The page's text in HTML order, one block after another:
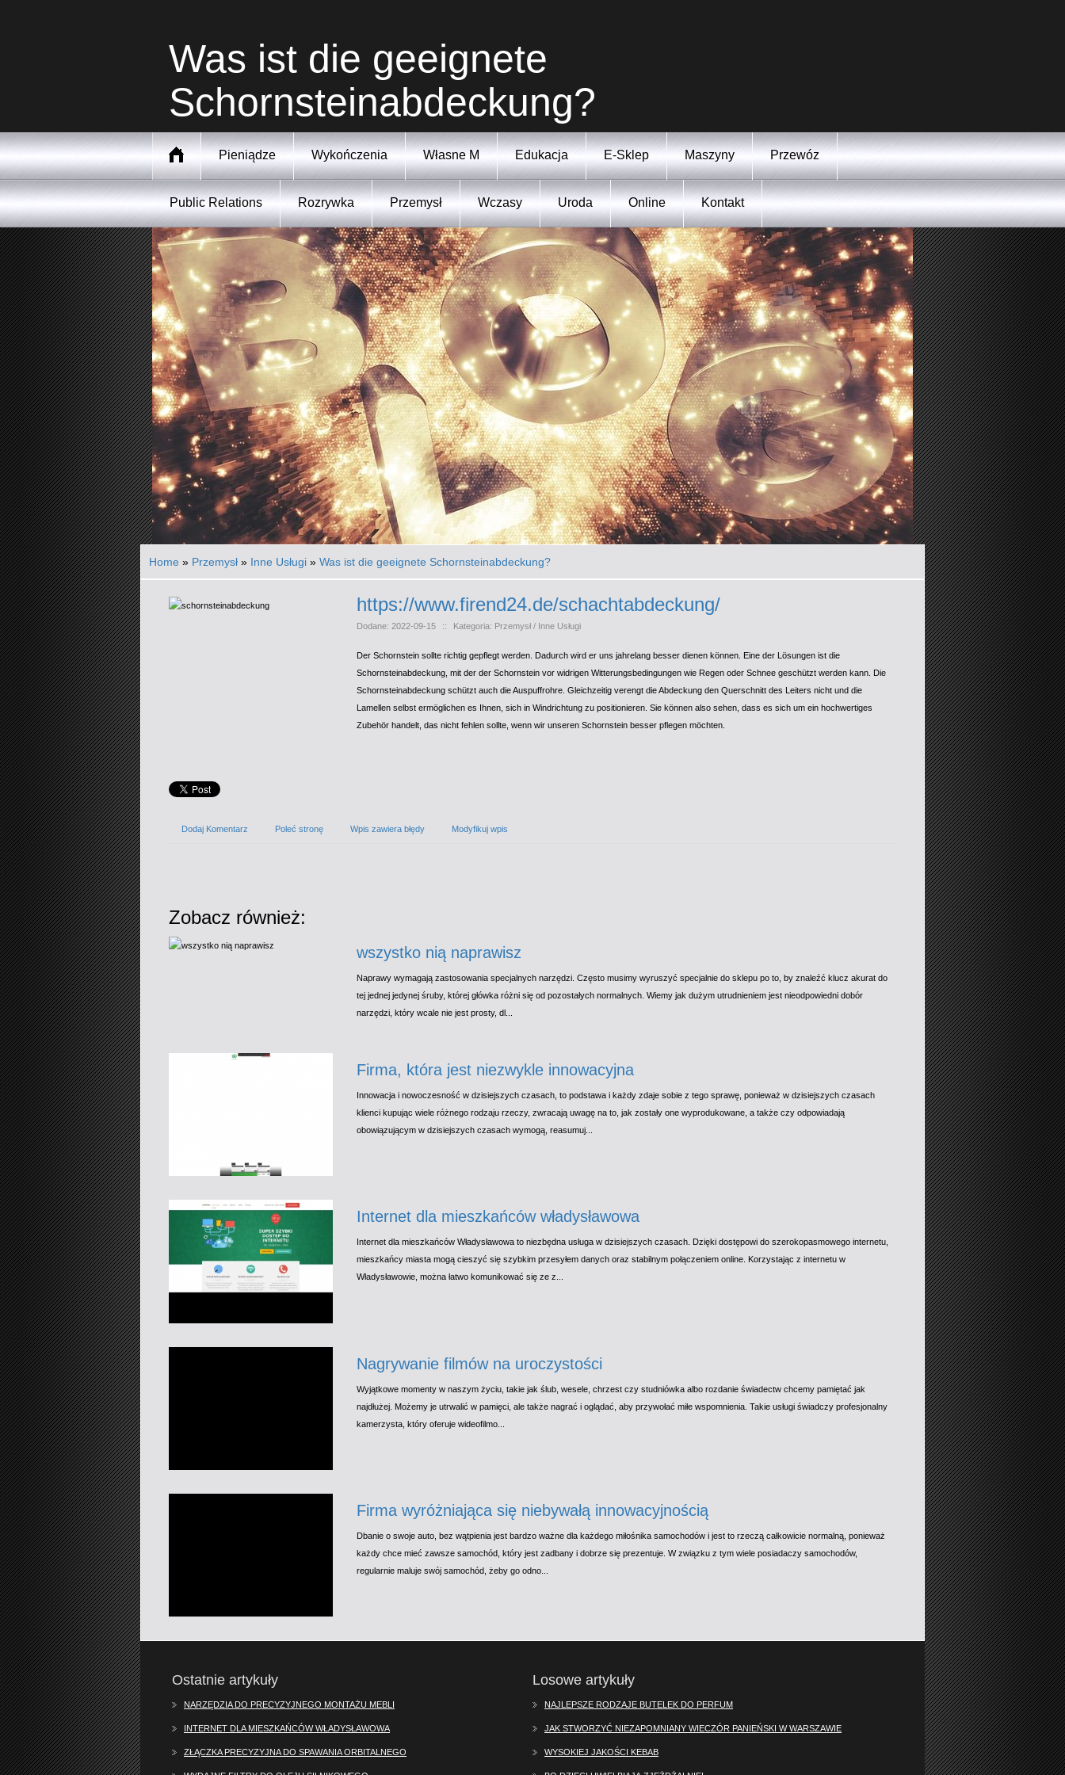
Was ist die geeignete
Schornsteinabdeckung?
Pieniądze Wykończenia Własne M Edukacja E-Sklep Maszyny Przewóz
Public Relations Rozrywka Przemysł Wczasy Uroda Online Kontakt
Home » Przemysł » Inne Usługi » Was ist die geeignete Schornsteinabdeckung?
https://www.firend24.de/schachtabdeckung/
Dodane: 2022-09-15 :: Kategoria: Przemysł / Inne Usługi
Der Schornstein sollte richtig gepflegt werden. Dadurch wird er uns jahrelang besser dienen können. Eine der Lösungen ist die
Schornsteinabdeckung, mit der der Schornstein vor widrigen Witterungsbedingungen wie Regen oder Schnee geschützt werden kann. Die
Schornsteinabdeckung schützt auch die Auspuffrohre. Gleichzeitig verengt die Abdeckung den Querschnitt des Leiters nicht und die
Lamellen selbst ermöglichen es Ihnen, sich in Windrichtung zu positionieren. Sie können also sehen, dass es sich um ein hochwertiges
Zubehör handelt, das nicht fehlen sollte, wenn wir unseren Schornstein besser pflegen möchten.
Dodaj Komentarz Poleć stronę Wpis zawiera błędy Modyfikuj wpis
Zobacz również:
wszystko nią naprawisz
Naprawy wymagają zastosowania specjalnych narzędzi. Często musimy wyruszyć specjalnie do sklepu po to, by znaleźć klucz akurat do
tej jednej jedynej śruby, której główka różni się od pozostałych normalnych. Wiemy jak dużym utrudnieniem jest nieodpowiedni dobór
narzędzi, który wcale nie jest prosty, dl...
Firma, która jest niezwykle innowacyjna
Innowacja i nowoczesność w dzisiejszych czasach, to podstawa i każdy zdaje sobie z tego sprawę, ponieważ w dzisiejszych czasach
klienci kupując wiele różnego rodzaju rzeczy, zwracają uwagę na to, jak zostały one wyprodukowane, a także czy odpowiadają
obowiązującym w dzisiejszych czasach wymogą, reasumuj...
Internet dla mieszkańców władysławowa
Internet dla mieszkańców Władysławowa to niezbędna usługa w dzisiejszych czasach. Dzięki dostępowi do szerokopasmowego internetu,
mieszkańcy miasta mogą cieszyć się szybkim przesyłem danych oraz stabilnym połączeniem online. Korzystając z internetu w
Władysławowie, można łatwo komunikować się ze z...
Nagrywanie filmów na uroczystości
Wyjątkowe momenty w naszym życiu, takie jak ślub, wesele, chrzest czy studniówka albo rozdanie świadectw chcemy pamiętać jak
najdłużej. Możemy je utrwalić w pamięci, ale także nagrać i oglądać, aby przywołać miłe wspomnienia. Takie usługi świadczy profesjonalny
kamerzysta, który oferuje wideofilmo...
Firma wyróżniająca się niebywałą innowacyjnością
Dbanie o swoje auto, bez wątpienia jest bardzo ważne dla każdego miłośnika samochodów i jest to rzeczą całkowicie normalną, ponieważ
każdy chce mieć zawsze samochód, który jest zadbany i dobrze się prezentuje. W związku z tym wiele posiadaczy samochodów,
regularnie maluje swój samochód, żeby go odno...
Ostatnie artykuły
NARZĘDZIA DO PRECYZYJNEGO MONTAŻU MEBLI
INTERNET DLA MIESZKAŃCÓW WŁADYSŁAWOWA
ZŁĄCZKA PRECYZYJNA DO SPAWANIA ORBITALNEGO
Losowe artykuły
NAJLEPSZE RODZAJE BUTELEK DO PERFUM
JAK STWORZYĆ NIEZAPOMNIANY WIECZÓR PANIEŃSKI W WARSZAWIE
WYSOKIEJ JAKOŚCI KEBAB